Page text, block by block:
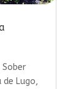
de Lugo,